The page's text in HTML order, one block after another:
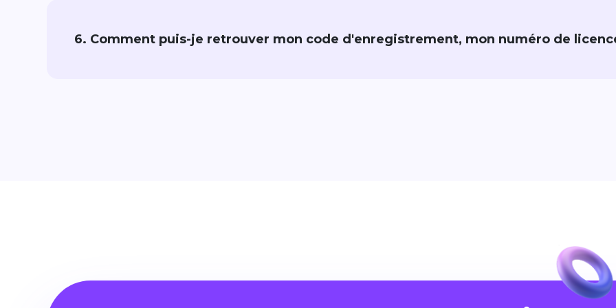
6. Comment puis-je retrouver mon code d'enregistrement, mon numéro de